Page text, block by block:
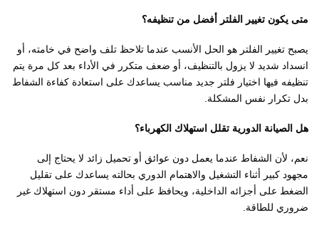
متى يكون تغيير الفلتر أفضل من تنظيفه؟
يصبح تغيير الفلتر هو الحل الأنسب عندما تلاحظ تلف واضح في خامته، أو
انسداد شديد لا يزول بالتنظيف، أو ضعف متكرر في الأداء بعد كل مرة يتم
تنظيفه فيها اختيار فلتر جديد مناسب يساعدك على استعادة كفاءة الشفاط
بدل تكرار نفس المشكلة.
هل الصيانة الدورية تقلل استهلاك الكهرباء؟
نعم، لأن الشفاط عندما يعمل دون عوائق أو تحميل زائد لا يحتاج إلى
مجهود كبير أثناء التشغيل والاهتمام الدوري بحالته يساعدك على تقليل
الضغط على أجزائه الداخلية، ويحافظ على أداء مستقر دون استهلاك غير
ضروري للطاقة.